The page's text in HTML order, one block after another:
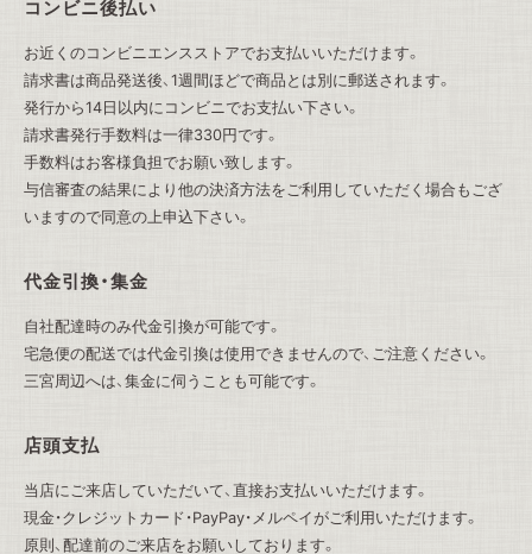
コンビニ後払い
お近くのコンビニエンスストアでお支払いいただけます。
請求書は商品発送後、1週間ほどで商品とは別に郵送されます。
発行から14日以内にコンビニでお支払い下さい。
請求書発行手数料は一律330円です。
手数料はお客様負担でお願い致します。
与信審査の結果により他の決済方法をご利用していただく場合もござ
いますので同意の上申込下さい。
代金引換・集金
自社配達時のみ代金引換が可能です。
宅急便の配送では代金引換は使用できませんので、ご注意ください。
三宮周辺へは、集金に伺うことも可能です。
店頭支払
当店にご来店していただいて、直接お支払いいただけます。
現金・クレジットカード・PayPay・メルペイがご利用いただけます。
原則、配達前のご来店をお願いしております。